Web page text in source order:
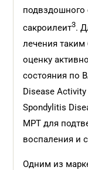
подвздошного
сакроилеит3.
лечения
оценку
состояния по
Disease Activity
Spondylitis
МРТ для
воспаления и
Одним из